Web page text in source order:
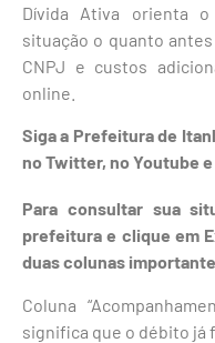
Dívida Ativa orienta
situação o quanto
CNPJ e custos
online.
Siga a Prefeitura de
noTwitter, noYoutube
Para consultar sua
prefeitura e clique em
duas colunas
Coluna
significa que o débito já